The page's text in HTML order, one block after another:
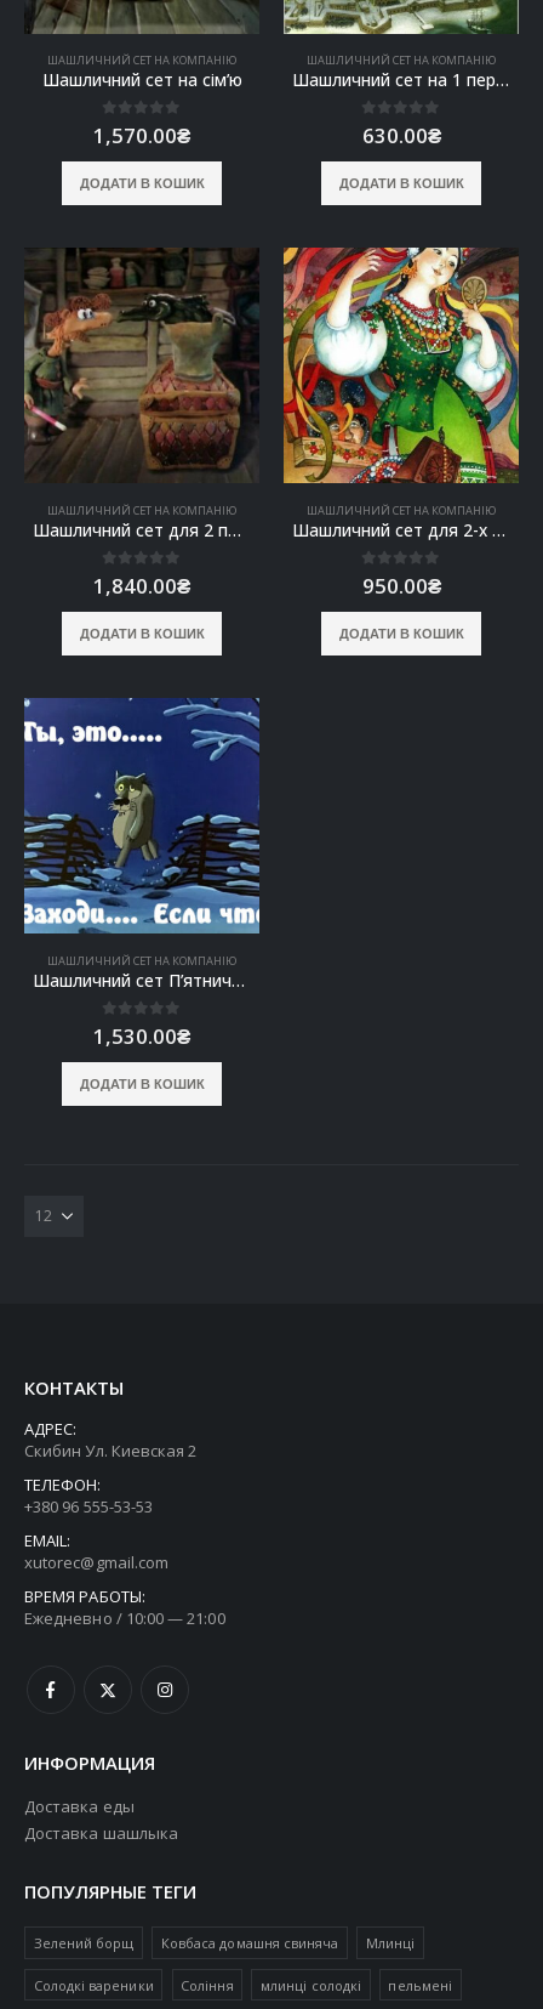
ШАШЛИЧНИЙ СЕТ НА КОМПАНІЮ
Шашличний сет на сім’ю
out of 5
1,570.00₴
ДОДАТИ В КОШИК
ШАШЛИЧНИЙ СЕТ НА КОМПАНІЮ
Шашличний сет на 1 персону “Козацький перекус”
0out of 5
630.00₴
ДОДАТИ В КОШИК
ШАШЛИЧНИЙ СЕТ НА КОМПАНІЮ
Шашличний сет для 2 персон “Рибний день”
out of 5
1,840.00₴
ДОДАТИ В КОШИК
ШАШЛИЧНИЙ СЕТ НА КОМПАНІЮ
Шашличний сет для 2-х панночок “Галя-Краля”
0out of 5
950.00₴
ДОДАТИ В КОШИК
ШАШЛИЧНИЙ СЕТ НА КОМПАНІЮ
Шашличний сет П’ятничний
out of 5
1,530.00₴
ДОДАТИ В КОШИК
КОНТАКТЫ
АДРЕС:
Скибин Ул. Киевская 2
ТЕЛЕФОН:
+380 96 555-53-53
EMAIL:
xutorec@gmail.com
ВРЕМЯ РАБОТЫ:
Ежедневно / 10:00 — 21:00
ИНФОРМАЦИЯ
Доставка еды
Доставка шашлыка
ПОПУЛЯРНЫЕ ТЕГИ
Зелений борщ Ковбаса домашня свиняча Млинці
Солодкі вареники Соління млинці солодкі пельмені